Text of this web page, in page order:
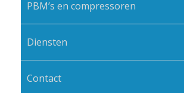
PBM’s en compressoren
Diensten
Contact